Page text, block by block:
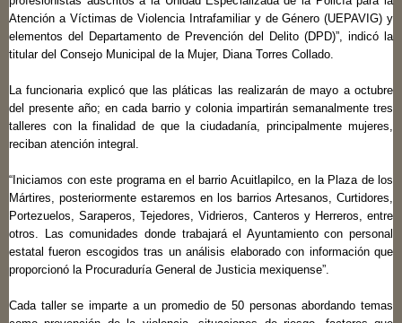
Atención a Víctimas de Violencia Intrafamiliar y de Género (UEPAVIG) y
elementos del Departamento de Prevención del Delito (DPD)”, indicó la
titular del Consejo Municipal de la Mujer, Diana Torres Collado.
La funcionaria explicó que las pláticas las realizarán de mayo a octubre
del presente año; en cada barrio y colonia impartirán semanalmente tres
talleres con la finalidad de que la ciudadanía, principalmente mujeres,
reciban atención integral.
“Iniciamos con este programa en el barrio Acuitlapilco, en la Plaza de los
Mártires, posteriormente estaremos en los barrios Artesanos, Curtidores,
Portezuelos, Saraperos, Tejedores, Vidrieros, Canteros y Herreros, entre
otros. Las comunidades donde trabajará el Ayuntamiento con personal
estatal fueron escogidos tras un análisis elaborado con información que
proporcionó la Procuraduría General de Justicia mexiquense”.
Cada taller se imparte a un promedio de 50 personas abordando temas